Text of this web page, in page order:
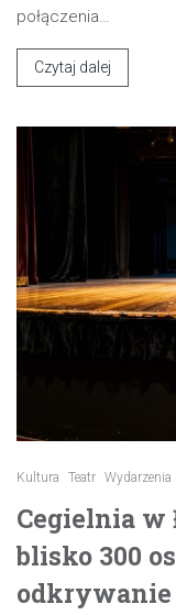
połączenia…
Czytaj dalej
Kultura Teatr Wydarzenia
Cegielnia w
blisko 300